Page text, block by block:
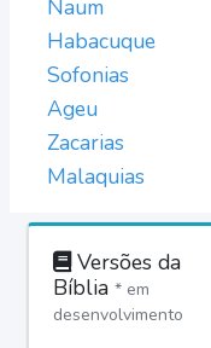
Naum
Habacuque
Sofonias
Ageu
Zacarias
Malaquias
Versões da
Bíblia * em
desenvolvimento